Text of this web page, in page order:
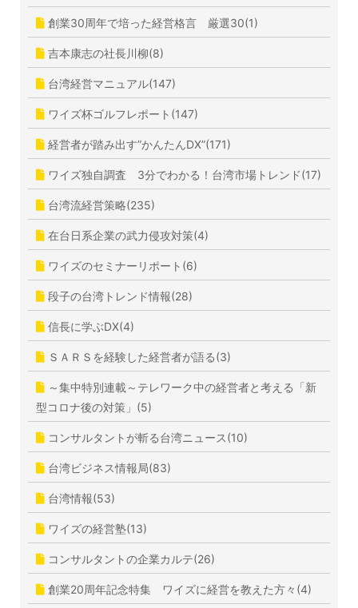
創業30周年で培った経営格言 厳選30(1)
吉本康志の社長川柳(8)
台湾経営マニュアル(147)
ワイズ杯ゴルフレポート(147)
経営者が踏み出す”かんたんDX”(171)
ワイズ独自調査 3分でわかる！台湾市場トレンド(17)
台湾流経営策略(235)
在台日系企業の武力侵攻対策(4)
ワイズのセミナーリポート(6)
段子の台湾トレンド情報(28)
信長に学ぶDX(4)
ＳＡＲＳを経験した経営者が語る(3)
～集中特別連載～テレワーク中の経営者と考える「新
型コロナ後の対策」(5)
コンサルタントが斬る台湾ニュース(10)
台湾ビジネス情報局(83)
台湾情報(53)
ワイズの経営塾(13)
コンサルタントの企業カルテ(26)
創業20周年記念特集 ワイズに経営を教えた方々(4)